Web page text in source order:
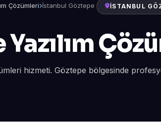
Çözümleri İstanbul Göztepe İSTANBUL
hizmeti. Göztepe bölgesinde